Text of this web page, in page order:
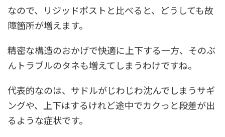
なので、リジッドポストと比べると、どうしても故
障箇所が増えます。
精密な構造のおかげで快適に上下する一方、そのぶ
んトラブルのタネも増えてしまうわけですね。
代表的なのは、サドルがじわじわ沈んでしまうサギ
ングや、上下はするけれど途中でカクっと段差が出
るような症状です。